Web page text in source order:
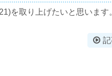
を取り上げたいと思います